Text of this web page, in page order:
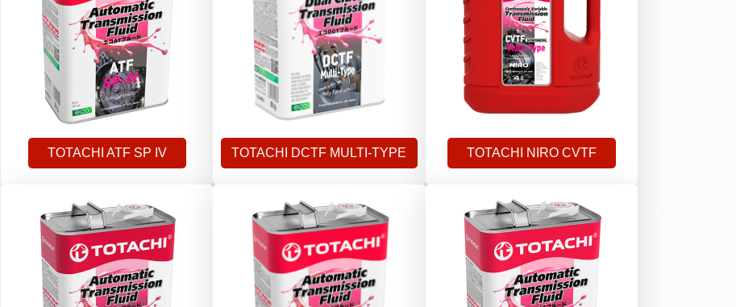
TOTACHI ATF SP IV TOTACHI DCTF MULTI-TYPE TOTACHI NIRO CVTF